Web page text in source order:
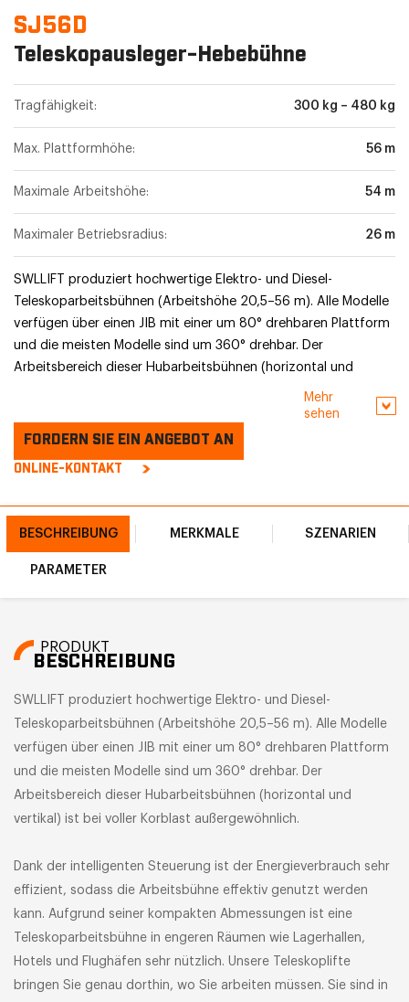
SJ56D
Teleskopausleger-Hebebühne
Tragfähigkeit: 300 kg – 480 kg
Max. Plattformhöhe: 56 m
Maximale Arbeitshöhe: 54 m
Maximaler Betriebsradius: 26 m
SWLLIFT produziert hochwertige Elektro- und Diesel-
Teleskoparbeitsbühnen (Arbeitshöhe 20,5–56 m). Alle Modelle
verfügen über einen JIB mit einer um 80° drehbaren Plattform
und die meisten Modelle sind um 360° drehbar. Der
Arbeitsbereich dieser Hubarbeitsbühnen (horizontal und
Mehr
sehen
FORDERN SIE EIN ANGEBOT AN
ONLINE-KONTAKT
BESCHREIBUNG MERKMALE SZENARIEN
PARAMETER
PRODUKT
BESCHREIBUNG
SWLLIFT produziert hochwertige Elektro- und Diesel-
Teleskoparbeitsbühnen (Arbeitshöhe 20,5–56 m). Alle Modelle
verfügen über einen JIB mit einer um 80° drehbaren Plattform
und die meisten Modelle sind um 360° drehbar. Der
Arbeitsbereich dieser Hubarbeitsbühnen (horizontal und
vertikal) ist bei voller Korblast außergewöhnlich.
Dank der intelligenten Steuerung ist der Energieverbrauch sehr
effizient, sodass die Arbeitsbühne effektiv genutzt werden
kann. Aufgrund seiner kompakten Abmessungen ist eine
Teleskoparbeitsbühne in engeren Räumen wie Lagerhallen,
Hotels und Flughäfen sehr nützlich. Unsere Teleskoplifte
bringen Sie genau dorthin, wo Sie arbeiten müssen. Sie sind in